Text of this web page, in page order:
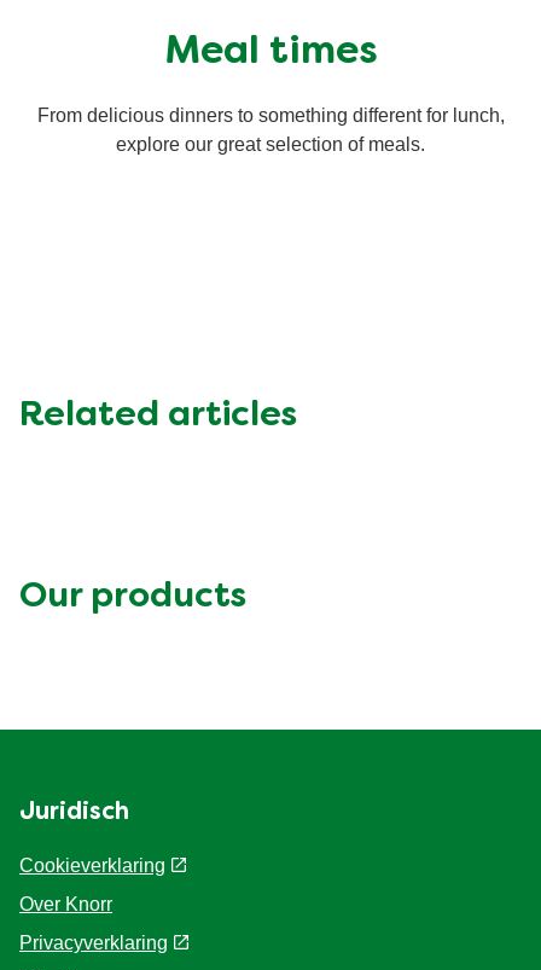
Meal times
From delicious dinners to something different for lunch,
explore our great selection of meals.
Related articles
Our products
Juridisch
Cookieverklaring
Over Knorr
Privacyverklaring